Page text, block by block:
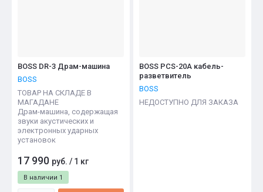
BOSS DR-3 Драм-машина
BOSS
ТОВАР НА СКЛАДЕ В
МАГАДАНЕ
Драм-машина, содержащая
звуки акустических и
электронных ударных
установок
В наличии 1
17 990 руб. / 1 кг
BOSS PCS-20A кабель-
разветвитель
BOSS
НЕДОСТУПНО ДЛЯ ЗАКАЗА